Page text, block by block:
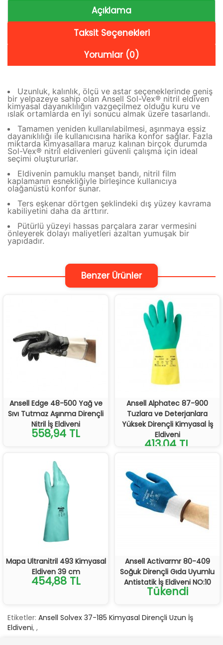
Açıklama
Taksit Seçenekleri
Yorumlar (0)
Uzunluk, kalınlık, ölçü ve astar seçeneklerinde geniş
bir yelpazeye sahip olan Ansell Sol-Vex® nitril eldiven
kimyasal dayanıklılığın vazgeçilmez olduğu kuru ve
ıslak ortamlarda en iyi sonucu almak üzere tasarlandı.
Tamamen yeniden kullanılabilmesi, aşınmaya eşsiz
dayanıklılığı ile kullanıcısına harika konfor sağlar. Fazla
miktarda kimyasallara maruz kalınan birçok durumda
Sol-Vex® nitril eldivenleri güvenli çalışma için ideal
seçimi oluştururlar.
Eldivenin pamuklu manşet bandı, nitril film
kaplamanın esnekliğiyle birleşince kullanıcıya
olağanüstü konfor sunar.
Ters eşkenar dörtgen şeklindeki dış yüzey kavrama
kabiliyetini daha da arttırır.
Pütürlü yüzeyi hassas parçalara zarar vermesini
önleyerek dolayı maliyetleri azaltan yumuşak bir
yapıdadır.
Benzer Ürünler
Ansell Edge 48-500 Yağ ve
Sıvı Tutmaz Aşınma Dirençli
Nitril İş Eldiveni
558,94 TL
Ansell Alphatec 87-900
Tuzlara ve Deterjanlara
Yüksek Dirençli Kimyasal İş
Eldiveni
413,04 TL
Mapa Ultranitril 493 Kimyasal
Eldiven 39 cm
454,88 TL
Ansell Activarmr 80-409
Soğuk Dirençli Gıda Uyumlu
Antistatik İş Eldiveni NO:10
Tükendi
Etiketler: Ansell Solvex 37-185 Kimyasal Dirençli Uzun İş
Eldiveni, ,